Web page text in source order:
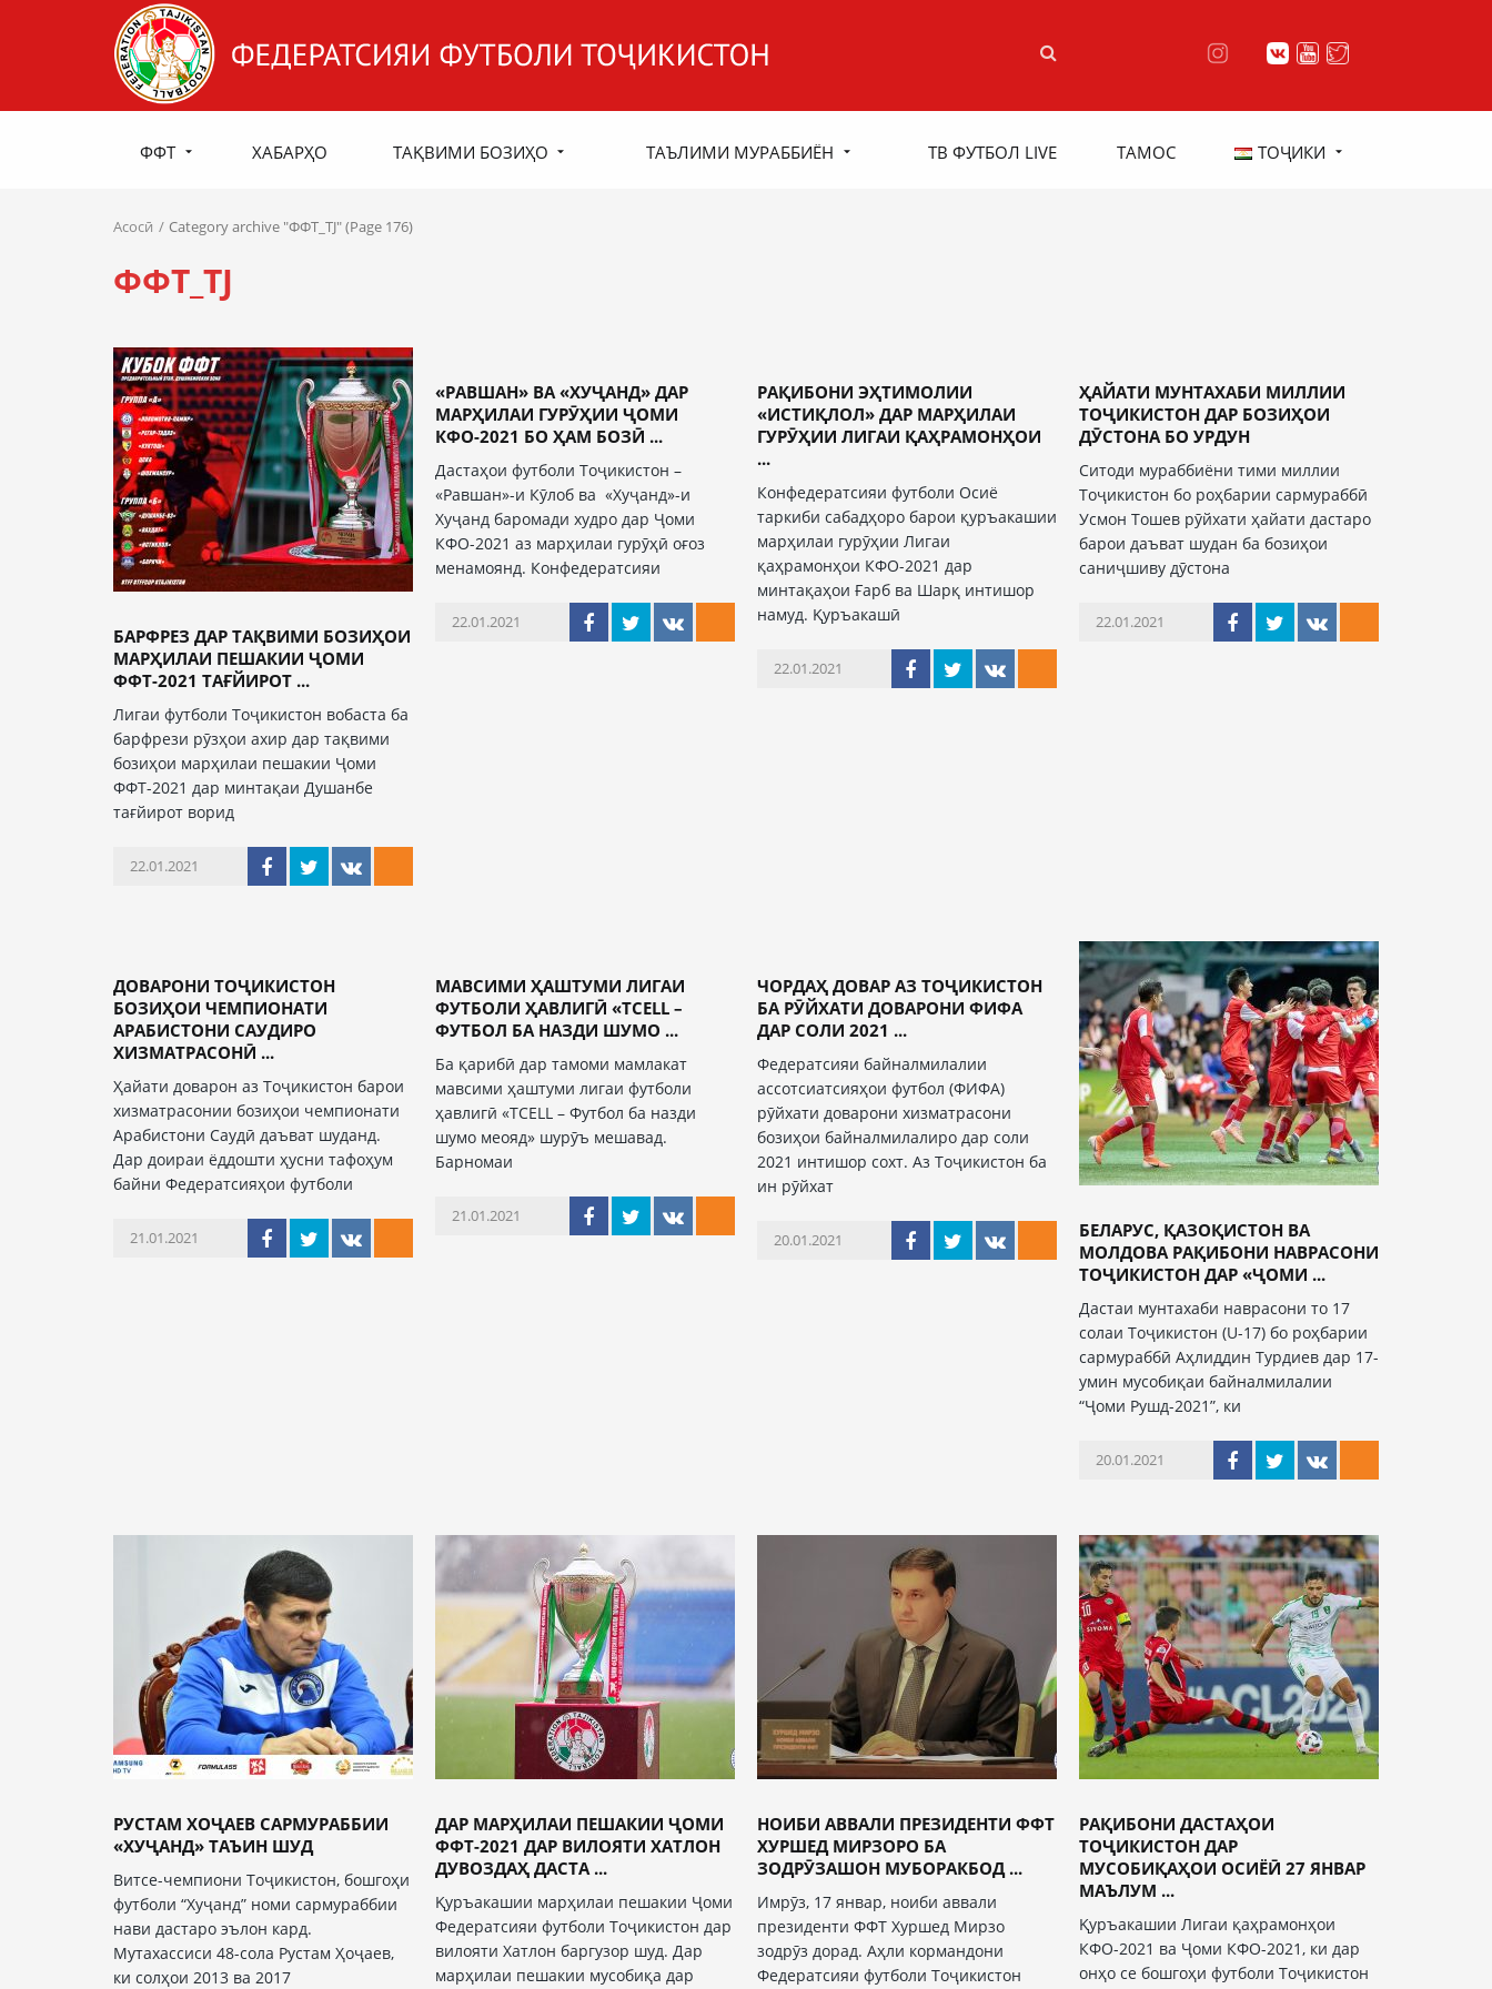
ФФТ ХАБАРҲО ТАҚВИМИ БОЗИҲО ТАЪЛИМИ МУРАББИЁН ТВ ФУТБОЛ LIVE ТАМОС ТОҶИКИ
Асосӣ Category archive "ФФТ_TJ" (Page 176)
ФФТ_TJ
БАРФРЕЗ ДАР ТАҚВИМИ БОЗИҲОИ
МАРҲИЛАИ ПЕШАКИИ ҶОМИ
ФФТ-2021 ТАҒЙИРОТ ...
Лигаи футболи Тоҷикистон вобаста ба
барфрези рӯзҳои ахир дар тақвими
бозиҳои марҳилаи пешакии Ҷоми
ФФТ-2021 дар минтақаи Душанбе
тағйирот ворид
22.01.2021
«РАВШАН» ВА «ХУҶАНД» ДАР
МАРҲИЛАИ ГУРӮҲИИ ҶОМИ
КФО-2021 БО ҲАМ БОЗӢ ...
Дастаҳои футболи Тоҷикистон –
«Равшан»-и Кӯлоб ва «Хуҷанд»-и
Хуҷанд баромади худро дар Ҷоми
КФО-2021 аз марҳилаи гурӯҳӣ оғоз
менамоянд. Конфедератсияи
22.01.2021
РАҚИБОНИ ЭҲТИМОЛИИ
«ИСТИҚЛОЛ» ДАР МАРҲИЛАИ
ГУРӮҲИИ ЛИГАИ ҚАҲРАМОНҲОИ
...
Конфедератсияи футболи Осиё
таркиби сабадҳоро барои қуръакашии
марҳилаи гурӯҳии Лигаи
қаҳрамонҳои КФО-2021 дар
минтақаҳои Ғарб ва Шарқ интишор
намуд. Қуръакашӣ
22.01.2021
ҲАЙАТИ МУНТАХАБИ МИЛЛИИ
ТОҶИКИСТОН ДАР БОЗИҲОИ
ДӮСТОНА БО УРДУН
Ситоди мураббиёни тими миллии
Тоҷикистон бо роҳбарии сармураббӣ
Усмон Тошев рӯйхати ҳайати дастаро
барои даъват шудан ба бозиҳои
саниҷшиву дӯстона
22.01.2021
ДОВАРОНИ ТОҶИКИСТОН
БОЗИҲОИ ЧЕМПИОНАТИ
АРАБИСТОНИ САУДИРО
ХИЗМАТРАСОНӢ ...
Ҳайати доварон аз Тоҷикистон барои
хизматрасонии бозиҳои чемпионати
Арабистони Саудӣ даъват шуданд.
Дар доираи ёддошти ҳусни тафоҳум
байни Федератсияҳои футболи
21.01.2021
МАВСИМИ ҲАШТУМИ ЛИГАИ
ФУТБОЛИ ҲАВЛИГӢ «TCELL –
ФУТБОЛ БА НАЗДИ ШУМО ...
Ба қарибӣ дар тамоми мамлакат
мавсими ҳаштуми лигаи футболи
ҳавлигӣ «TCELL – Футбол ба назди
шумо меояд» шурӯъ мешавад.
Барномаи
21.01.2021
ЧОРДАҲ ДОВАР АЗ ТОҶИКИСТОН
БА РӮЙХАТИ ДОВАРОНИ ФИФА
ДАР СОЛИ 2021 ...
Федератсияи байналмилалии
ассотсиатсияҳои футбол (ФИФА)
рӯйхати доварони хизматрасони
бозиҳои байналмилалиро дар соли
2021 интишор сохт. Аз Тоҷикистон ба
ин рӯйхат
20.01.2021
БЕЛАРУС, ҚАЗОҚИСТОН ВА
МОЛДОВА РАҚИБОНИ НАВРАСОНИ
ТОҶИКИСТОН ДАР «ҶОМИ ...
Дастаи мунтахаби наврасони то 17
солаи Тоҷикистон (U-17) бо роҳбарии
сармураббӣ Аҳлиддин Турдиев дар 17-
умин мусобиқаи байналмилалии
“Ҷоми Рушд-2021”, ки
20.01.2021
РУСТАМ ХОҶАЕВ САРМУРАББИИ
«ХУҶАНД» ТАЪИН ШУД
Витсе-чемпиони Тоҷикистон, бошгоҳи
футболи “Хуҷанд” номи сармураббии
нави дастаро эълон кард.
Мутахассиси 48-сола Рустам Ҳоҷаев,
ки солҳои 2013 ва 2017
ДАР МАРҲИЛАИ ПЕШАКИИ ҶОМИ
ФФТ-2021 ДАР ВИЛОЯТИ ХАТЛОН
ДУВОЗДАҲ ДАСТА ...
Қуръакашии марҳилаи пешакии Ҷоми
Федератсияи футболи Тоҷикистон дар
вилояти Хатлон баргузор шуд. Дар
марҳилаи пешакии мусобиқа дар
НОИБИ АВВАЛИ ПРЕЗИДЕНТИ ФФТ
ХУРШЕД МИРЗОРО БА
ЗОДРӮЗАШОН МУБОРАКБОД ...
Имрӯз, 17 январ, ноиби аввали
президенти ФФТ Хуршед Мирзо
зодрӯз дорад. Аҳли кормандони
Федератсияи футболи Тоҷикистон
РАҚИБОНИ ДАСТАҲОИ
ТОҶИКИСТОН ДАР
МУСОБИҚАҲОИ ОСИЁӢ 27 ЯНВАР
МАЪЛУМ ...
Қуръакашии Лигаи қаҳрамонҳои
КФО-2021 ва Ҷоми КФО-2021, ки дар
онҳо се бошгоҳи футболи Тоҷикистон